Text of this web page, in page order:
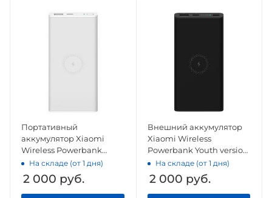
Портативный
аккумулятор Xiaomi
Wireless Powerbank
Youth version 10000mAh
WPB15PDZM White
На складе (от 1 дня)
2 000 руб.
Внешний аккумулятор
Xiaomi Wireless
Powerbank Youth version
10000mAh WPB15PDZM
Black
На складе (от 1 дня)
2 000 руб.